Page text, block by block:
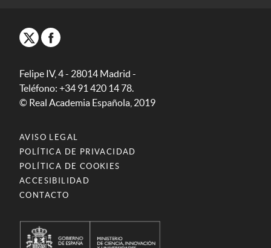
Felipe IV, 4 - 28014 Madrid -
Teléfono: +34 91 420 14 78.
© Real Academia Española, 2019
AVISO LEGAL
POLÍTICA DE PRIVACIDAD
POLÍTICA DE COOKIES
ACCESIBILIDAD
CONTACTO